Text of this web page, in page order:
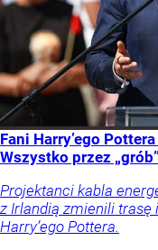
Fani Harry’ego
Wszystko przez
Projektanci kabla
z Irlandią zmienili
Harry’ego Pottera.